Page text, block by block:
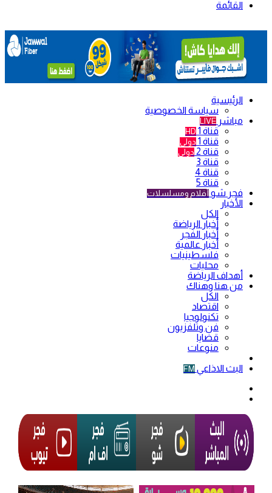
القائمة
الرئيسية
سياسة الخصوصية
مباشر LIVE
قناة 1 HD
قناة 1 دولي
قناة 2 دولي
قناة 3
قناة 4
قناة 5
فجر شو أفلام ومسلسلات
الأخبار
الكل
أخبار الرياضة
أخبار الفجر
أخبار عالمية
فلسطينيات
محليات
أهداف الرياضة
من هنا وهناك
الكل
اقتصاد
تكنولوجيا
فن وتلفزيون
قضايا
منوعات
البث الاذاعي FM